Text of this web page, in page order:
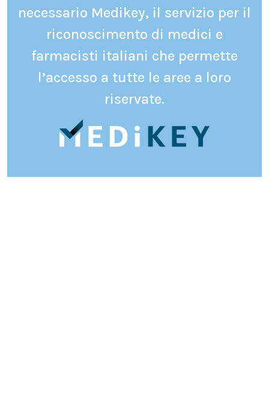
necessario Medikey, il servizio per il
riconoscimento di medici e
farmacisti italiani che permette
l’accesso a tutte le aree a loro
riservate.